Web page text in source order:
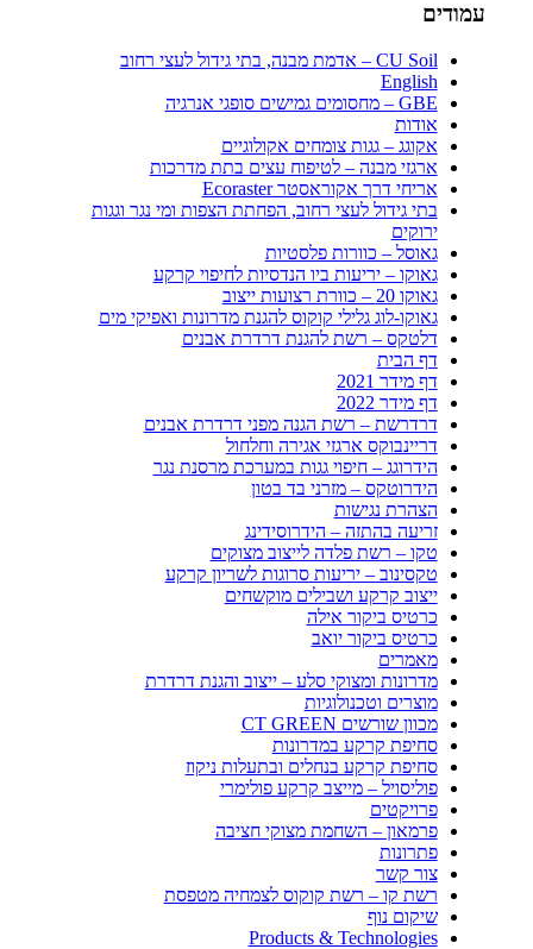
עמודים
CU Soil – אדמת מבנה, בתי גידול לעצי רחוב
English
GBE – מחסומים גמישים סופגי אנרגיה
אודות
אקוגג – גגות צומחים אקולוגיים
ארגזי מבנה – לטיפוח עצים בתת מדרכות
אריחי דרך אקוראסטר Ecoraster
בתי גידול לעצי רחוב, הפחתת הצפות ומי נגר וגגות
ירוקים
גאוסל – כוורות פלסטיות
גאוקו – יריעות ביו הנדסיות לחיפוי קרקע
גאוקו 20 – כוורת רצועות ייצוב
גאוקו-לוג גלילי קוקוס להגנת מדרונות ואפיקי מים
דלטקס – רשת להגנת דרדרת אבנים
דף הבית
דף מידר 2021
דף מידר 2022
דרדרשת – רשת הגנה מפני דרדרת אבנים
דריינבוקס ארגזי אגירה וחלחול
הידרוגג – חיפוי גגות במערכת מרסנת נגר
הידרוטקס – מזרני בד בטון
הצהרת נגישות
זריעה בהתזה – הידרוסידינג
טקו – רשת פלדה לייצוב מצוקים
טקסינוב – יריעות סרוגות לשריון קרקע
ייצוב קרקע ושבילים מוקשחים
כרטיס ביקור אילה
כרטיס ביקור יואב
מאמרים
מדרונות ומצוקי סלע – ייצוב והגנת דרדרת
מוצרים וטכנולוגיות
מכוון שורשים CT GREEN
סחיפת קרקע במדרונות
סחיפת קרקע בנחלים ובתעלות ניקוז
פוליסויל – מייצב קרקע פולימרי
פרויקטים
פרמאון – השחמת מצוקי חציבה
פתרונות
צור קשר
רשת קו – רשת קוקוס לצמחיה מטפסת
שיקום נוף
Products & Technologies